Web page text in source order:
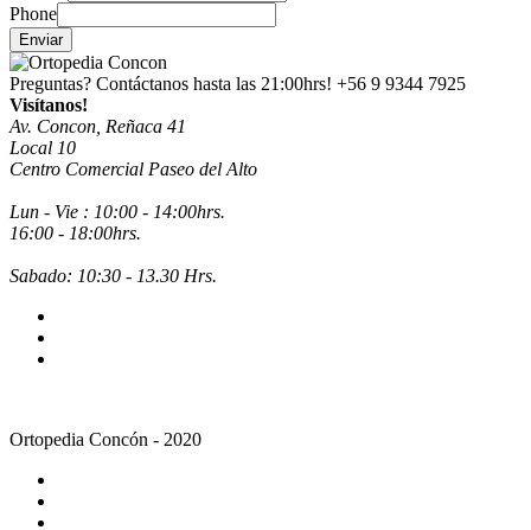
Phone
Enviar
Preguntas? Contáctanos hasta las 21:00hrs! +56 9 9344 7925
Visítanos!
Av. Concon, Reñaca 41
Local 10
Centro Comercial Paseo del Alto
Lun - Vie : 10:00 - 14:00hrs.
16:00 - 18:00hrs.
Sabado: 10:30 - 13.30 Hrs.
Ortopedia Concón - 2020